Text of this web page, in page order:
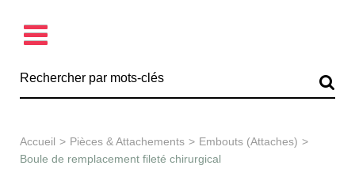
Découvrir la collection
Accueil > Pièces & Attachements > Embouts (Attaches) >
Boule de remplacement fileté chirurgical